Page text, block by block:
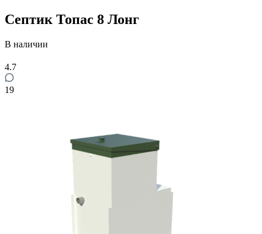
Септик Топас 8 Лонг
В наличии
4.7
19